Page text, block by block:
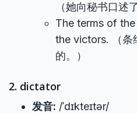
（她向秘书口述
The terms of
the victors. （条
的。）
2. dictator
发音: /ˈdɪkteɪtər/